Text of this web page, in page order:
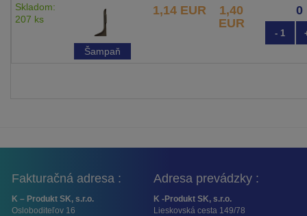
Skladom:
207 ks
Šampaň
1,14 EUR
1,40
EUR
- 1
Fakturačná adresa :
K – Produkt SK, s.r.o.
Osloboditeľov 16
Adresa prevádzky :
K -Produkt SK, s.r.o.
Lieskovská cesta 149/78